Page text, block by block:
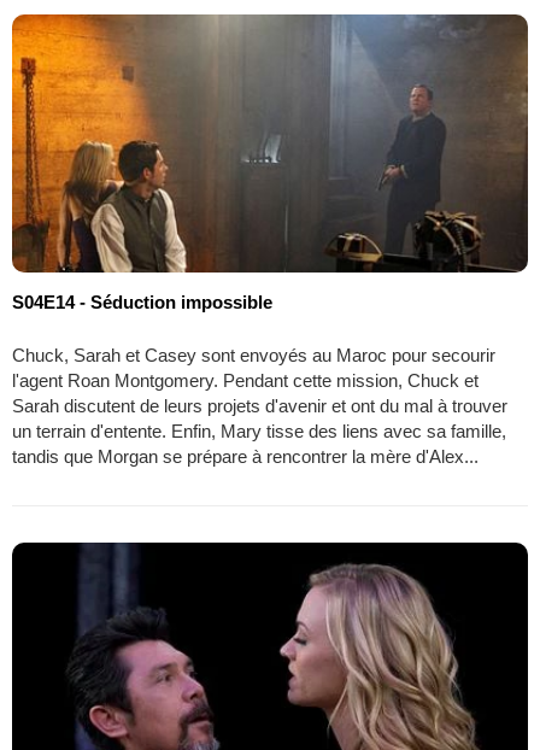
S04E14 - Séduction impossible
Chuck, Sarah et Casey sont envoyés au Maroc pour secourir
l'agent Roan Montgomery. Pendant cette mission, Chuck et
Sarah discutent de leurs projets d'avenir et ont du mal à trouver
un terrain d'entente. Enfin, Mary tisse des liens avec sa famille,
tandis que Morgan se prépare à rencontrer la mère d'Alex...